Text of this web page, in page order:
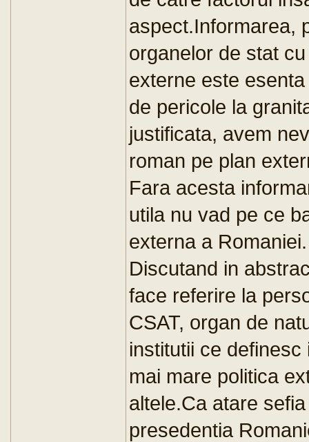
aspect.Informarea,
organelor de stat
externe este
de pericole la
justificata, avem
roman pe plan
Fara acesta
utila nu vad pe ce
externa a Romaniei.
Discutand in
face referire la
CSAT, organ de
institutii ce
mai mare politica
altele.Ca atare
presedentia